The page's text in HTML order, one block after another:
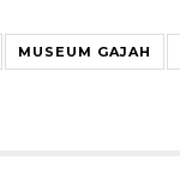
MUSEUM GAJAH